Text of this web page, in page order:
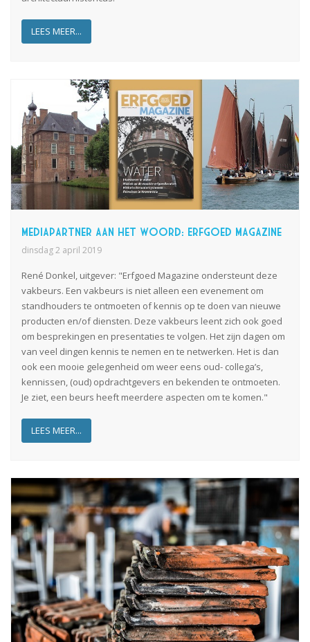
LEES MEER...
Mediapartner aan het woord: Erfgoed Magazine
dinsdag 2 april 2019
René Donkel, uitgever: "Erfgoed Magazine ondersteunt deze
vakbeurs. Een vakbeurs is niet alleen een evenement om
standhouders te ontmoeten of kennis op te doen van nieuwe
producten en/of diensten. Deze vakbeurs leent zich ook goed
om besprekingen en presentaties te volgen. Het zijn dagen om
van veel dingen kennis te nemen en te netwerken. Het is dan
ook een mooie gelegenheid om weer eens oud- collega’s,
kennissen, (oud) opdrachtgevers en bekenden te ontmoeten.
Je ziet, een beurs heeft meerdere aspecten om te komen."
LEES MEER...